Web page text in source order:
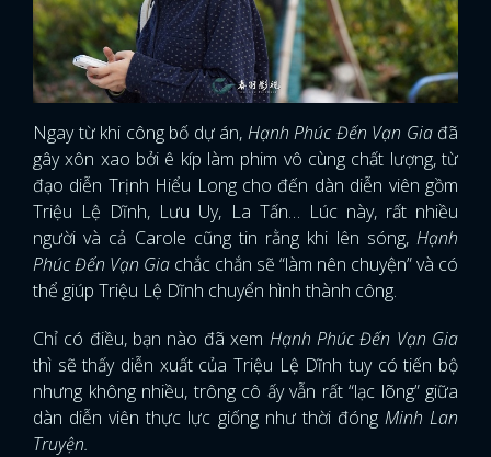
Ngay từ khi công bố dự án, Hạnh Phúc Đến Vạn Giađã
gây xôn xao bởi ê kíp làm phim vô cùng chất lượng, từ
đạo diễn Trịnh Hiểu Long cho đến dàn diễn viên gồm
Triệu Lệ Dĩnh, Lưu Uy, La Tấn… Lúc này, rất nhiều
người và cả Carole cũng tin rằng khi lên sóng, Hạnh
Phúc Đến Vạn Gia chắc chắn sẽ “làm nên chuyện” và có
thể giúp Triệu Lệ Dĩnh chuyển hình thành công.
Chỉ có điều, bạn nào đã xem Hạnh Phúc Đến Vạn Gia
thì sẽ thấy diễn xuất của Triệu Lệ Dĩnh tuy có tiến bộ
nhưng không nhiều, trông cô ấy vẫn rất “lạc lõng” giữa
dàn diễn viên thực lực giống như thời đóng Minh Lan
Truyện.